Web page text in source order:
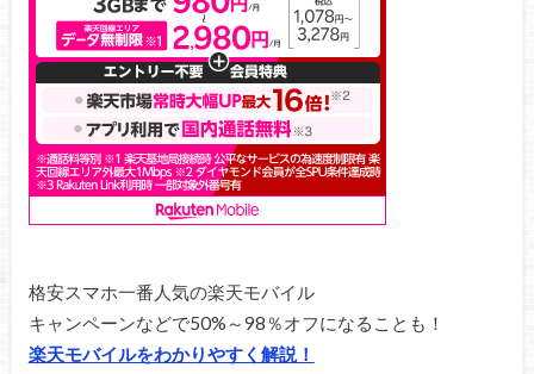
格安スマホ一番人気の楽天モバイル
キャンペーンなどで50%～98％オフになることも！
楽天モバイルをわかりやすく解説！